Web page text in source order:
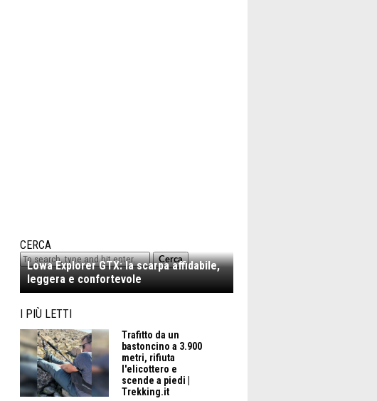
CERCA
Cerca
Lowa Explorer GTX: la scarpa affidabile,
leggera e confortevole
I PIÙ LETTI
Trafitto da un
bastoncino a 3.900
metri, rifiuta
l'elicottero e
scende a piedi |
Trekking.it